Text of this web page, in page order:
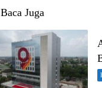
Baca Juga